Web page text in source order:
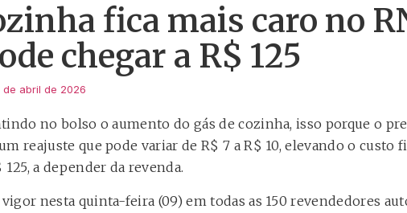
fica mais caro no
chegar a R$ 125
de abril de 2026
no bolso o aumento do gás de cozinha, isso porque o
reajuste que pode variar de R$ 7 a R$ 10, elevando o custo
a depender da revenda.
nesta quinta-feira (09) em todas as 150 revendedores